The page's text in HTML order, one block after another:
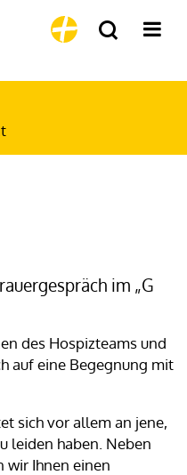
im „G
des Hospizteams und
auf eine Begegnung mit
sich vor allem an jene,
leiden haben. Neben
wir Ihnen einen